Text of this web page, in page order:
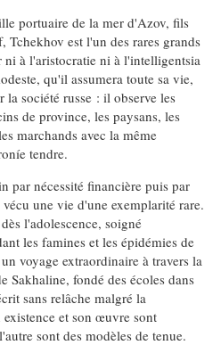
portuaire de la mer d'Azov, fils
Tchekhov est l'un des rares grands
ni à l'aristocratie ni à l'intelligentsia
qu'il assumera toute sa vie,
société russe : il observe les
de province, les paysans, les
marchands avec la même
tendre.
par nécessité financière puis par
une vie d'une exemplarité rare.
l'adolescence, soigné
les famines et les épidémies de
voyage extraordinaire à travers la
Sakhaline, fondé des écoles dans
sans relâche malgré la
et son œuvre sont
sont des modèles de tenue.